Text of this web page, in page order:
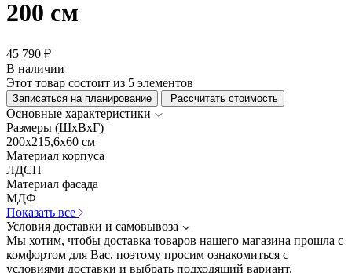
200 см
45 790 ₽
В наличии
Этот товар состоит из 5 элементов
Записаться на планирование Рассчитать стоимость
Основные характеристики
Размеры (ШхВхГ)
200x215,6x60 см
Материал корпуса
ЛДСП
Материал фасада
МДФ
Показать все
Условия доставки и самовывоза
Мы хотим, чтобы доставка товаров нашего магазина прошла с
комфортом для Вас, поэтому просим ознакомиться с
условиями доставки и выбрать подходящий вариант.